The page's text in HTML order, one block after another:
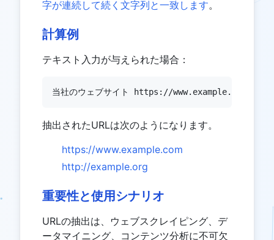
字が連続して続く文字列と一致します。
計算例
テキスト入力が与えられた場合：
当社のウェブサイト https://www.example.com と
抽出されたURLは次のようになります。
https://www.example.com
http://example.org
重要性と使用シナリオ
URLの抽出は、ウェブスクレイピング、デ
ータマイニング、コンテンツ分析に不可欠